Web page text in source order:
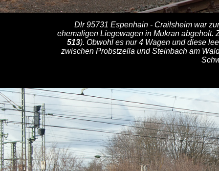
Dlr 95731 Espenhain - Crailsheim war
ehemaligen Liegewagen in Mukran abgeholt.
513). Obwohl es nur 4 Wagen und diese
zwischen Probstzella und Steinbach am